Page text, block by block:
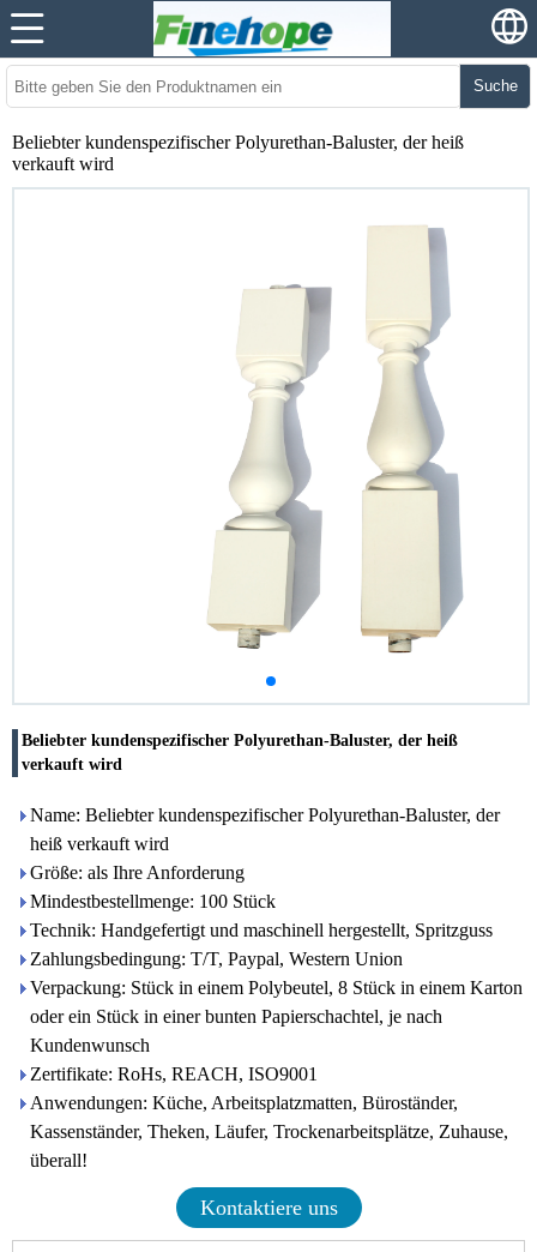
Suche
Beliebter kundenspezifischer Polyurethan-Baluster, der heiß
verkauft wird
Beliebter kundenspezifischer Polyurethan-Baluster, der heiß
verkauft wird
Name: Beliebter kundenspezifischer Polyurethan-Baluster, der
heiß verkauft wird
Größe: als Ihre Anforderung
Mindestbestellmenge: 100 Stück
Technik: Handgefertigt und maschinell hergestellt, Spritzguss
Zahlungsbedingung: T/T, Paypal, Western Union
Verpackung: Stück in einem Polybeutel, 8 Stück in einem Karton
oder ein Stück in einer bunten Papierschachtel, je nach
Kundenwunsch
Zertifikate: RoHs, REACH, ISO9001
Anwendungen: Küche, Arbeitsplatzmatten, Büroständer,
Kassenständer, Theken, Läufer, Trockenarbeitsplätze, Zuhause,
überall!
Kontaktiere uns